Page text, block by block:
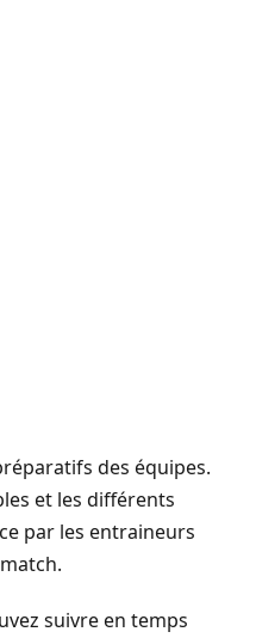
des équipes.
et les différents
par les entraineurs
suivre en temps